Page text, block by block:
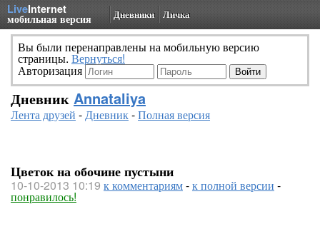
LiveInternet
мобильная версия Дневники Личка
Вы были перенаправлены на мобильную версию
страницы. Вернуться!
Авторизация
Дневник Annataliya
Лента друзей -Дневник-Полная версия
Цветок на обочине пустыни
10-10-2013 10:19 к комментариям-к полной версии -
понравилось!